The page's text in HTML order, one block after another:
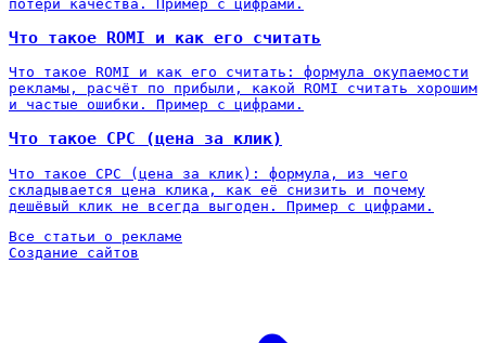
потери качества. Пример с цифрами.
Что такое ROMI и как его считать
Что такое ROMI и как его считать: формула окупаемости
рекламы, расчёт по прибыли, какой ROMI считать хорошим
и частые ошибки. Пример с цифрами.
Что такое CPC (цена за клик)
Что такое CPC (цена за клик): формула, из чего
складывается цена клика, как её снизить и почему
дешёвый клик не всегда выгоден. Пример с цифрами.
Все статьи о рекламе
Создание сайтов